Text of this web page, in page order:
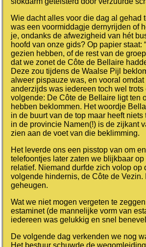
Wie dacht alles voor die dag al gehad
was een voormiddagje dernyrijden of
je, ondanks de afwezigheid van hét
hoofd van onze gids? Op papier
gezien hebben, of de rest van de
dat we zonet de Côte de Bellaire
Deze zou tijdens de Waalse Pijl
alweer pispauze was, en vooral
anderzijds was iedereen toch wel
volgende: De Côte de Bellaire ligt ten
hebben beklommen. Het woordje
in de buurt van de top maar heeft
in de provincie Namen(!) is de zijkant
zien aan de voet van die beklimming.
Het leverde ons een pisstop van om
telefoontjes later zaten we blijkbaar
relatief. Niemand durfde zich volop
volgende hindernis, de Côte de
geheugen.
Wat we niet mogen vergeten te
estaminet (de mannelijke vorm van
iedereen was gelukkig en snel
De volgende dag verkenden we nog
Het bestuur schuwde de